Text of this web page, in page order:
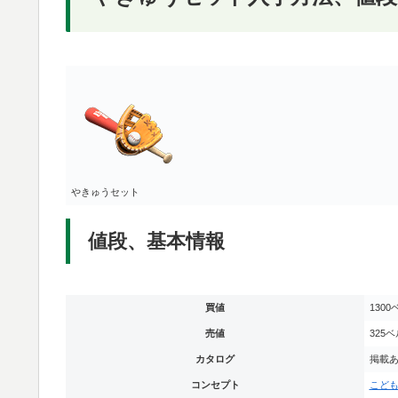
やきゅうセット
値段、基本情報
買値 1300
売値 325ベ
カタログ 掲載
コンセプト こど